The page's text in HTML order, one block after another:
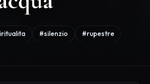
#silenzio #rupestre